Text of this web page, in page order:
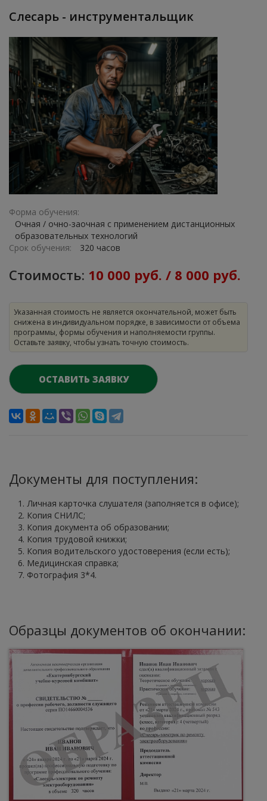
Слесарь - инструментальщик
Форма обучения:
Очная / очно-заочная с применением дистанционных
образовательных технологий
Срок обучения:
320 часов
Стоимость: 10 000 руб. / 8 000 руб.
Указанная стоимость не является окончательной, может быть
снижена в индивидуальном порядке, в зависимости от объема
программы, формы обучения и наполняемости группы.
Оставьте заявку, чтобы узнать точную стоимость.
ОСТАВИТЬ ЗАЯВКУ
Документы для поступления:
Личная карточка слушателя (заполняется в офисе);
Копия СНИЛС;
Копия документа об образовании;
Копия трудовой книжки;
Копия водительского удостоверения (если есть);
Медицинская справка;
Фотография 3*4.
Образцы документов об окончании: